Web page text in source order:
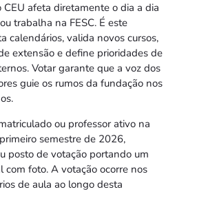
CEU afeta diretamente o dia a dia
trabalha na FESC. É este
calendários, valida novos cursos,
extensão e define prioridades de
Votar garante que a voz dos
guie os rumos da fundação nos
ou professor ativo na
semestre de 2026,
posto de votação portando um
com foto. A votação ocorre nos
de aula ao longo desta